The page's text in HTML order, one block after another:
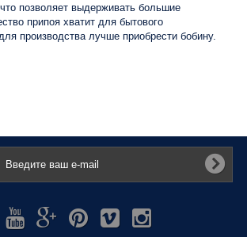
позволяет выдерживать большие
припоя хватит для бытового
производства лучше приобрести бобину.